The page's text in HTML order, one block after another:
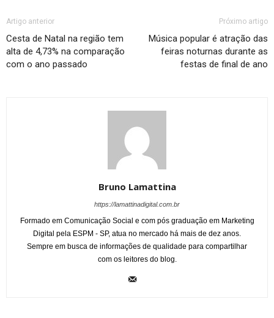
Artigo anterior
Cesta de Natal na região tem
alta de 4,73% na comparação
com o ano passado
Próximo artigo
Música popular é atração das
feiras noturnas durante as
festas de final de ano
Bruno Lamattina
https://lamattinadigital.com.br
Formado em Comunicação Social e com pós graduação em Marketing
Digital pela ESPM - SP, atua no mercado há mais de dez anos.
Sempre em busca de informações de qualidade para compartilhar
com os leitores do blog.